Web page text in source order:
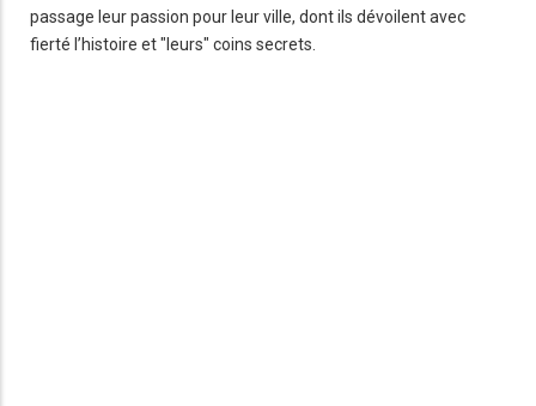
passage leur passion pour leur ville, dont ils dévoilent avec
fierté l’histoire et "leurs" coins secrets.